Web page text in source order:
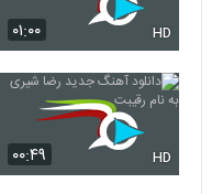
۰۱:۰۰ HD
۰۰:۴۹ HD